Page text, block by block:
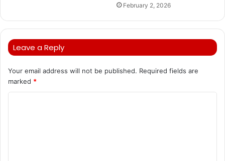
February 2, 2026
Leave a Reply
Your email address will not be published. Required fields are
marked *